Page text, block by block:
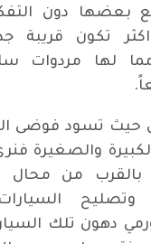
بعضها دون
تكون قريبة
لها مردوات
حيث تسود فوضى
والصغيرة
بالقرب من محال
وتصليح
دهون تلك